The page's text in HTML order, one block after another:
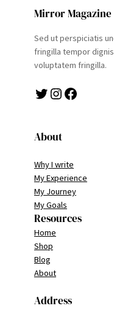
Mirror Magazine
Sed ut perspiciatis
fringilla tempor
voluptatem fringilla.
Twitter Instagram Facebook
About
Why I write
My Experience
My Journey
My Goals
Resources
Home
Shop
Blog
About
Address